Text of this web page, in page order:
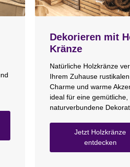
Dekorieren mit
Kränze
Natürliche Holzkränze
Ihrem Zuhause rustikalen
Charme und warme
ideal für eine gemütliche,
naturverbundene
Jetzt Holzkränze
entdecken